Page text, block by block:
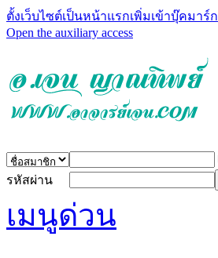
ตั้งเว็บไซต์เป็นหน้าแรกเพิ่มเข้าบุ๊คมาร์ก
Open the auxiliary access
รหัสผ่าน
เมนูด่วน